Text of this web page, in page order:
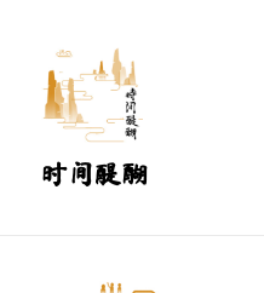
时间醍醐